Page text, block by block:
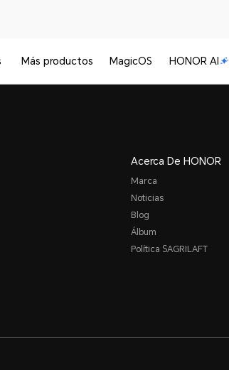
Más productos MagicOS HONOR AI
Acerca De HONOR
Marca
Noticias
Blog
Álbum
Política SAGRILAFT